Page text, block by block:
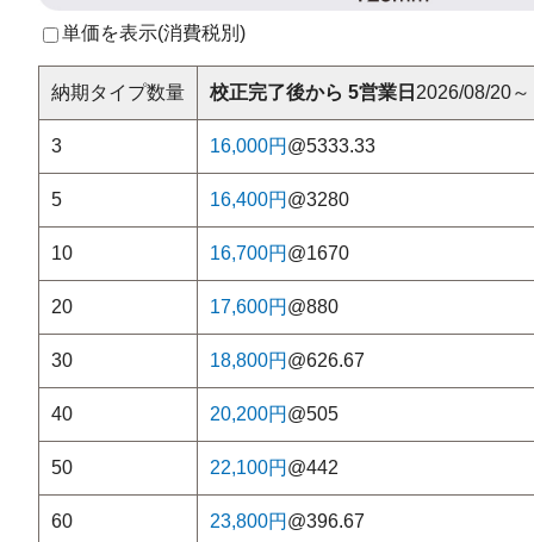
単価を表示(消費税別 )
納期タイプ数量 校正完了後から 5営業日 2026/08/20～
3 16,000円 @5333.33
5 16,400円 @3280
10 16,700円 @1670
20 17,600円 @880
30 18,800円 @626.67
40 20,200円 @505
50 22,100円 @442
60 23,800円 @396.67